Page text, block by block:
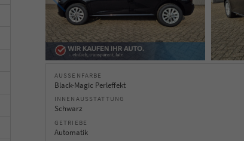
AUSSENFARBE
Black-Magic Perleffekt
INNENAUSSTATTUNG
Schwarz
GETRIEBE
Automatik